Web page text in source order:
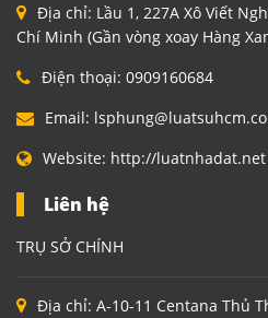
Địa chỉ: Lầu 1, 227A Xô Viết
Chí Minh (Gần vòng xoay Hàng
Điện thoại: 0909160684
Email:
Website: http://luatnhadat.net
Liên hệ
TRỤ SỞ CHÍNH
Địa chỉ: A-10-11 Centana Thủ